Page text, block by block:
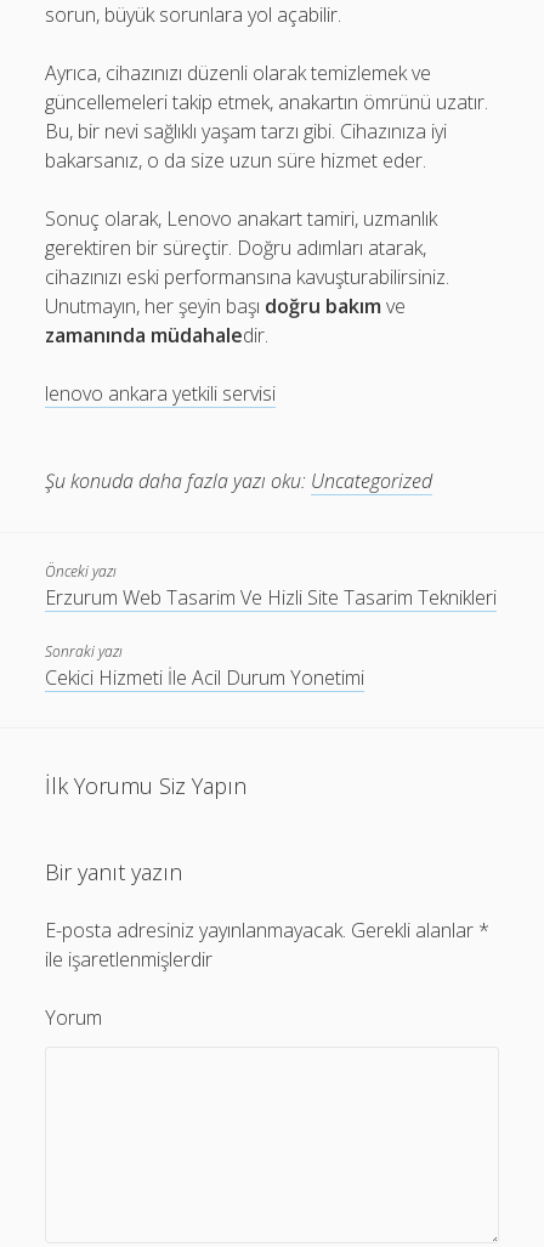
sorun, büyük sorunlara yol açabilir.
Ayrıca, cihazınızı düzenli olarak temizlemek ve
güncellemeleri takip etmek, anakartın ömrünü uzatır.
Bu, bir nevi sağlıklı yaşam tarzı gibi. Cihazınıza iyi
bakarsanız, o da size uzun süre hizmet eder.
Sonuç olarak, Lenovo anakart tamiri, uzmanlık
gerektiren bir süreçtir. Doğru adımları atarak,
cihazınızı eski performansına kavuşturabilirsiniz.
Unutmayın, her şeyin başı doğru bakım ve
zamanında müdahaledir.
lenovo ankara yetkili servisi
Şu konuda daha fazla yazı oku: Uncategorized
Önceki yazı
Erzurum Web Tasarim Ve Hizli Site Tasarim Teknikleri
Sonraki yazı
Cekici Hizmeti İle Acil Durum Yonetimi
İlk Yorumu Siz Yapın
Bir yanıt yazın
E-posta adresiniz yayınlanmayacak. Gerekli alanlar *
ile işaretlenmişlerdir
Yorum